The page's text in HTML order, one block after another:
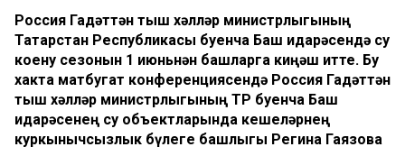
Россия Гадәттән тыш хәлләр министрлыгының
Татарстан Республикасы буенча Баш идарәсендә су
коену сезонын 1 июньнән башларга киңәш итте. Бу
хакта матбугат конференциясендә Россия Гадәттән
тыш хәлләр министрлыгының ТР буенча Баш
идарәсенең су объектларында кешеләрнең
куркынычсызлык бүлеге башлыгы Регина Гаязова